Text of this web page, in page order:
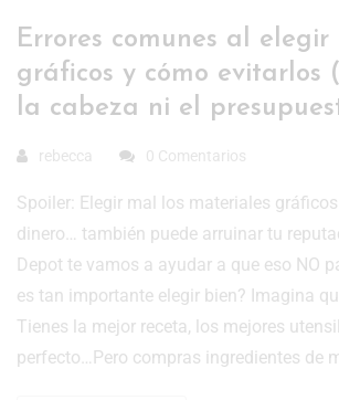
Errores comunes al
gráficos y cómo evitarlos
la cabeza ni el
rebecca 0 Comentarios
Spoiler: Elegir mal los materiales
dinero… también puede arruinar tu
Depot te vamos a ayudar a que eso NO
es tan importante elegir bien? Imagina
Tienes la mejor receta, los mejores
perfecto…Pero compras ingredientes de